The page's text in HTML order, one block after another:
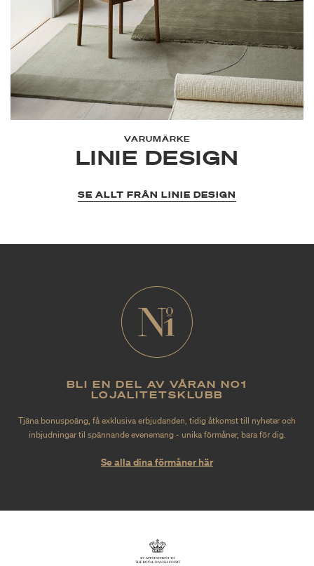
VARUMÄRKE
LINIE DESIGN
SE ALLT FRÅN LINIE DESIGN
BLI EN DEL AV VÅRAN NO1
LOJALITETSKLUBB
Tjäna bonuspoäng, få exklusiva erbjudanden, tidig åtkomst till nyheter och
inbjudningar til spännande evenemang - unika förmåner, bara för dig.
Se alla dina förmåner här